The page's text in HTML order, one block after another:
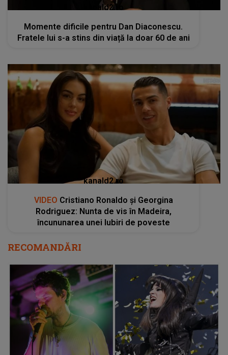
kanald2.ro
Momente dificile pentru Dan Diaconescu.
Fratele lui s-a stins din viață la doar 60 de ani
kanald2.ro
VIDEO Cristiano Ronaldo și Georgina
Rodriguez: Nunta de vis în Madeira,
încununarea unei Iubiri de poveste
RECOMANDĂRI